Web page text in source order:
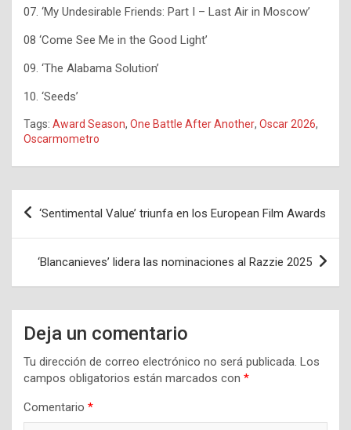
07. ‘My Undesirable Friends: Part I – Last Air in Moscow’
08 ‘Come See Me in the Good Light’
09. ‘The Alabama Solution’
10. ‘Seeds’
Tags: Award Season, One Battle After Another, Oscar 2026,
Oscarmometro
Navegación
entradas
‘Sentimental Value’ triunfa en los European Film Awards
‘Blancanieves’ lidera las nominaciones al Razzie 2025
Deja un comentario
Tu dirección de correo electrónico no será publicada. Los
campos obligatorios están marcados con *
Comentario *